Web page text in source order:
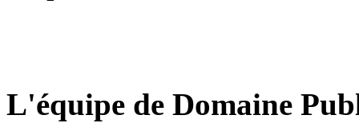
L'équipe de Domaine